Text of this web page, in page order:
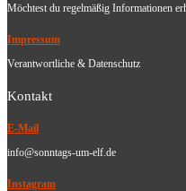
Möchtest du regelmäßig Informationen
Impressum
Verantwortliche & Datenschutz
Kontakt
E-Mail
info@sonntags-um-elf.de
Instagram